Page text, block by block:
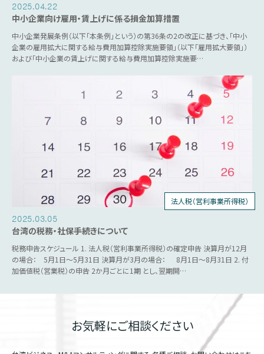
2025.04.22
中小企業向け雇用・賃上げに係る損金加算措置
中小企業発展条例（以下「本条例」という）の第36条の2の改正に基づき、「中小
企業の雇用拡大に関する給与費用加算控除実施要領」（以下「雇用拡大要領」）
および「中小企業の賃上げに関する給与費用加算控除実施要…
人事労務
源泉税
営業税
個人所得税
法人税（営利事業所得税）
2025.03.05
台湾の税務・社保手続きについて
税務申告スケジュール 1. 法人税（営利事業所得税）の確定申告 決算月が12月
の場合： 5月1日～5月31日 決算月が3月の場合： 8月1日～8月31日 2. 付
加価値税（営業税）の申告 2か月ごとに1期 とし、翌期開…
お気軽にご相談ください